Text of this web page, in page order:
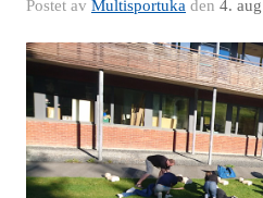
Postet av Multisportuka den 4.